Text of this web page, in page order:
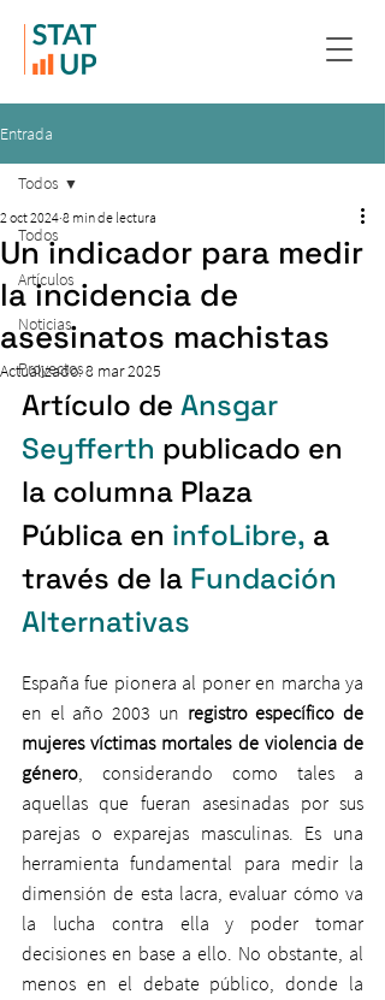
Entrada
Todos
Artículos
Noticias
Proyectos
Todos
Un indicador para medir
la incidencia de
asesinatos machistas
2 oct 2024 8 min de lectura
Actualizado:8 mar 2025
Artículo de Ansgar
Seyfferth publicado en
la columna Plaza
Pública en infoLibre, a
través de la Fundación
Alternativas
España fue pionera al poner en marcha ya
en el año 2003 un registro específico de
mujeres víctimas mortales de violencia de
género, considerando como tales a
aquellas que fueran asesinadas por sus
parejas o exparejas masculinas. Es una
herramienta fundamental para medir la
dimensión de esta lacra, evaluar cómo va
la lucha contra ella y poder tomar
decisiones en base a ello. No obstante, al
menos en el debate público, donde la